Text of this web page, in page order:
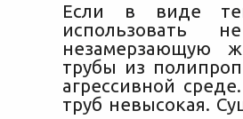
Если в виде
использовать
незамерзающую
трубы из
агрессивной
труб невысокая.